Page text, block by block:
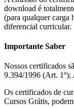
download é
(para qualquer carga
diferencial curricular.
Importante Saber
Nossos certificados
9.394/1996 (Art. 1º);
Os certificados de
Cursos Grátis,